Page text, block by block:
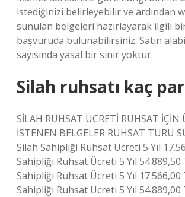
istediğinizi belirleyebilir ve ardından
sunulan belgeleri hazırlayarak ilgili
başvuruda bulunabilirsiniz. Satın
sayısında yasal bir sınır yoktur.
Silah ruhsatı kaç
SİLAH RUHSAT ÜCRETİ RUHSAT İÇİN
İSTENEN BELGELER RUHSAT TÜRÜ
Silah Sahipliği Ruhsat Ücreti 5 Yıl
Sahipliği Ruhsat Ücreti 5 Yıl 54.889,50
Sahipliği Ruhsat Ücreti 5 Yıl 17.566,00
Sahipliği Ruhsat Ücreti 5 Yıl 54.889,00